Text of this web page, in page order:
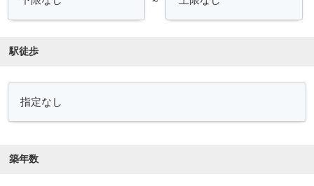
駅徒歩
築年数